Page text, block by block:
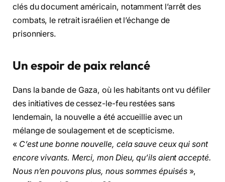
clés du document américain, notamment l’arrêt des
combats, le retrait israélien et l’échange de
prisonniers.
Un espoir de paix relancé
Dans la bande de Gaza, où les habitants ont vu défiler
des initiatives de cessez-le-feu restées sans
lendemain, la nouvelle a été accueillie avec un
mélange de soulagement et de scepticisme.
« C’est une bonne nouvelle, cela sauve ceux qui sont
encore vivants. Merci, mon Dieu, qu’ils aient accepté.
Nous n’en pouvons plus, nous sommes épuisés »,